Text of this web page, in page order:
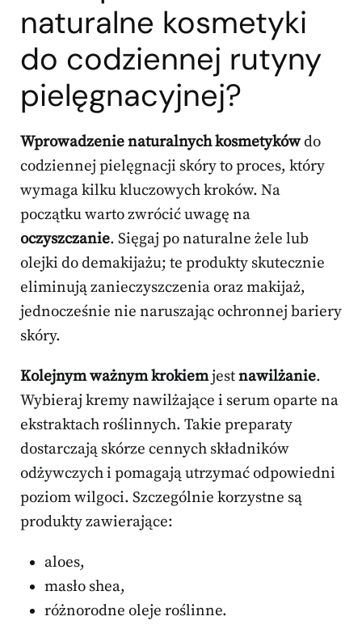
naturalne kosmetyki
do codziennej rutyny
pielęgnacyjnej?
Wprowadzenie naturalnych kosmetykówdo
codziennej pielęgnacji skóry to proces, który
wymaga kilku kluczowych kroków. Na
początku warto zwrócić uwagę na
oczyszczanie. Sięgaj po naturalne żele lub
olejki do demakijażu; te produkty skutecznie
eliminują zanieczyszczenia oraz makijaż,
jednocześnie nie naruszając ochronnej bariery
skóry.
Kolejnym ważnym krokiemjestnawilżanie.
Wybieraj kremy nawilżające i serum oparte na
ekstraktach roślinnych. Takie preparaty
dostarczają skórze cennych składników
odżywczych i pomagają utrzymać odpowiedni
poziom wilgoci. Szczególnie korzystne są
produkty zawierające:
aloes,
masło shea,
różnorodne oleje roślinne.